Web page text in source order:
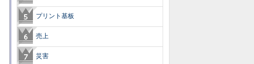
プリント基板
売上
災害